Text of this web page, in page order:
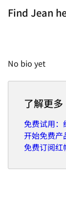
Find Jean
No bio yet
了解更多
免费试用：
开始免费产
免费订阅红